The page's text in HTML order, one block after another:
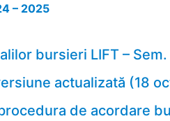
– 2025
bursieri LIFT – Sem.
actualizată (18
de acordare